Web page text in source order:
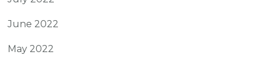
June 2022
May 2022